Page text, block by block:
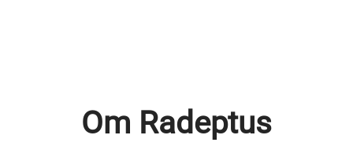
Om Radeptus